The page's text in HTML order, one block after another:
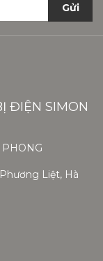
Gửi
ĐIỆN SIMON
PHONG
Liệt, Hà